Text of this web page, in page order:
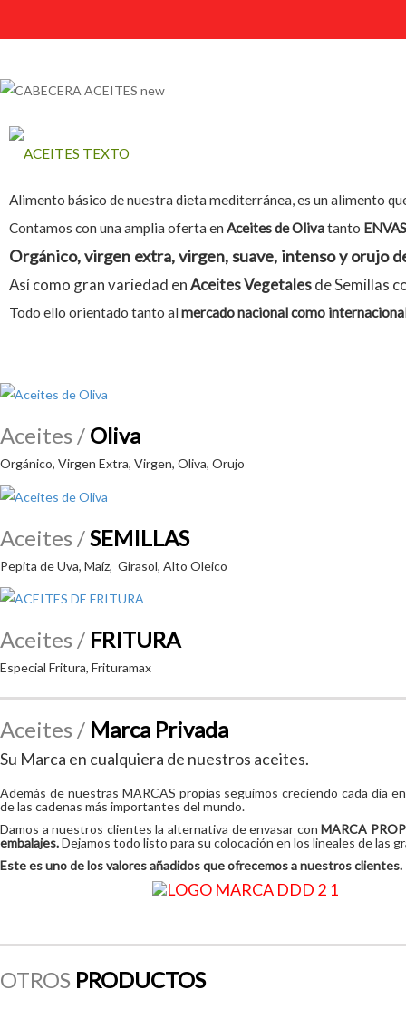
Alimento básico de nuestra dieta mediterránea, es un alimento
Contamos con una amplia oferta en Aceites de Olivatanto
Orgánico, virgen extra, virgen, suave, intenso y orujo
Así como gran variedad enAceites Vegetalesde Semillas
Todo ello orientado tanto almercado nacional como
Aceites / Oliva
Orgánico, Virgen Extra, Virgen, Oliva, Orujo
Aceites /SEMILLAS
Pepita de Uva, Maíz, Girasol, Alto Oleico
Aceites / FRITURA
Especial Fritura, Frituramax
Aceites / Marca Privada
Su Marca en cualquiera de nuestros aceites.
Además de nuestras MARCAS propias seguimos creciendo cada día
de las cadenas más importantes del mundo.
Damos a nuestros clientes la alternativa de envasar con MARCA
embalajes.Dejamos todo listo para su colocación en los lineales de las
Este es uno de los valores añadidos que ofrecemos a nuestros clientes.
OTROS PRODUCTOS